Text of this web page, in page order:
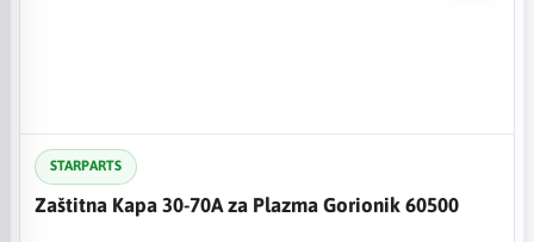
STARPARTS
Zaštitna Kapa 30-70A za Plazma Gorionik 60500